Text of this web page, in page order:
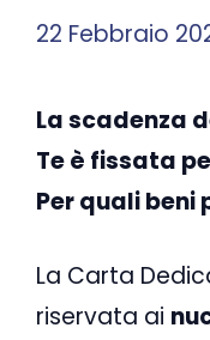
22 Febbraio
La scadenza
Te è fissata
Per quali beni
La Carta
riservata ai